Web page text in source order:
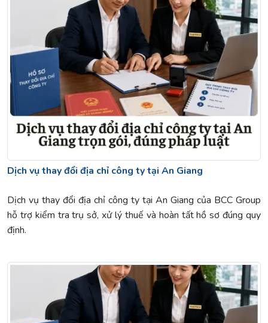
Dịch vụ thay đổi địa chỉ công ty tại An Giang
Dịch vụ thay đổi địa chỉ công ty tại An Giang của BCC Group
hỗ trợ kiểm tra trụ sở, xử lý thuế và hoàn tất hồ sơ đúng quy
định.